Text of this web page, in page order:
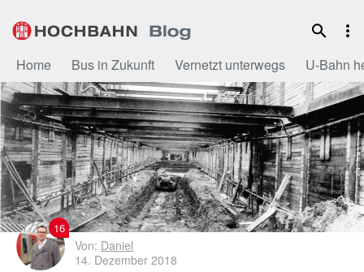
Inhalt
Home Bus in Zukunft Vernetzt unterwegs U-Bahn
16
Von: Daniel
14. Dezember 2018